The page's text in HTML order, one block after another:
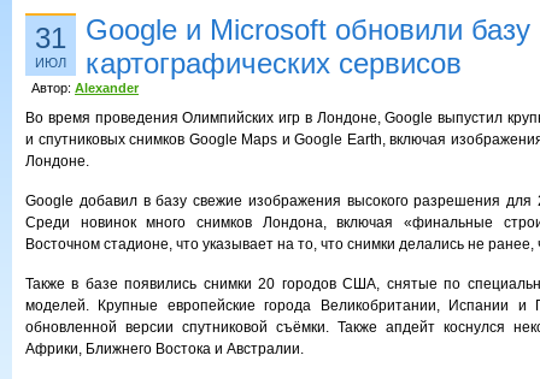
31
ИЮЛ
Google и Microsoft обновили базу
картографических сервисов
Автор: Alexander
Во время проведения Олимпийских игр в Лондоне, Google выпустил
и спутниковых снимков Google Maps и Google Earth, включая
Лондоне.
Google добавил в базу свежие изображения высокого разрешения для
Среди новинок много снимков Лондона, включая «финальные
Восточном стадионе, что указывает на то, что снимки делались не
Также в базе появились снимки 20 городов США, снятые по
моделей. Крупные европейские города Великобритании, Испании и
обновленной версии спутниковой съёмки. Также апдейт коснулся
Африки, Ближнего Востока и Австралии.